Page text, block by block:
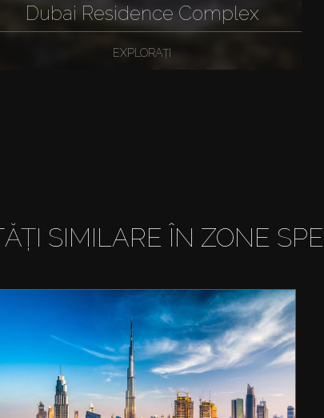
Dubai Residence Complex
EXPLORAȚI
SIMILARE ÎN ZONE